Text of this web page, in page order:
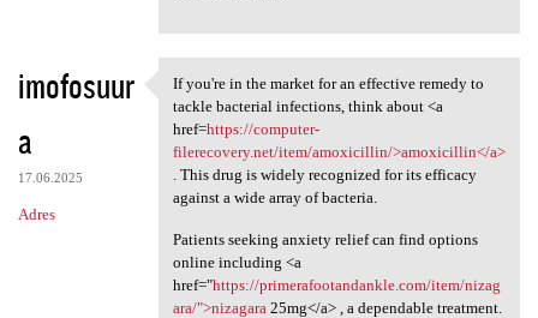
imofosuur
a
17.06.2025
Adres
If you're in the market for
If you're in the market for an effective remedy to
tackle bacterial infections, think about <a
href=https://computer-
filerecovery.net/item/amoxicillin/>amoxicillin</a>
. This drug is widely recognized for its efficacy
against a wide array of bacteria.
Patients seeking anxiety relief can find options
online including <a
href="https://primerafootandankle.com/item/nizag
ara/">nizagara 25mg</a> , a dependable treatment.